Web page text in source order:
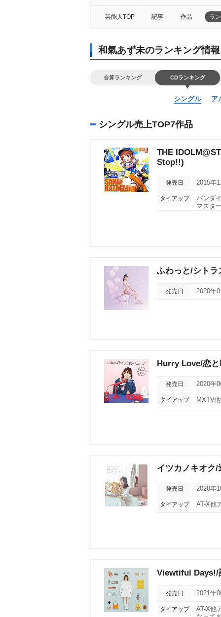
芸能人TOP 記事 作品 ラ
和氣あず未のランキング情報
合算ランキング CDランキング
シングル ア
シングル売上TOP7作品
THE
Stop!!)
発売日 2015年
タイアップ
バンダ
マスタ
ふわっと/シトラ
発売日 2020年
Hurry Love/恋
発売日 2020年
タイアップ MXTV
イツカノキオク/
発売日 2020年
タイアップ AT-X他
Viewtiful Days!/
発売日 2021年
タイアップ
AT-X他